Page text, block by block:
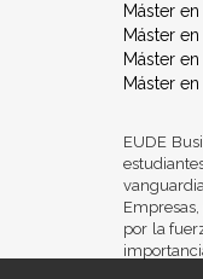
Máster
Máster
Máster
Máster
EUDE
por la